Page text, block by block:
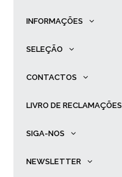
INFORMAÇÕES
SELEÇÃO
CONTACTOS
LIVRO DE RECLAMAÇÕES
SIGA-NOS
NEWSLETTER